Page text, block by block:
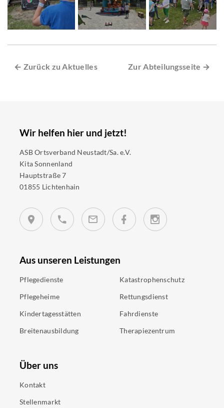
← Zurück zu Aktuelles Zur Abteilungsseite →
Wir helfen hier und jetzt!
ASB Ortsverband Neustadt/Sa. e.V.
Kita Sonnenland
Hauptstraße 7
01855 Lichtenhain
Aus unseren Leistungen
Pflegedienste
Pflegeheime
Kindertagesstätten
Breitenausbildung
Katastrophenschutz
Rettungsdienst
Fahrdienste
Therapiezentrum
Über uns
Kontakt
Stellenmarkt